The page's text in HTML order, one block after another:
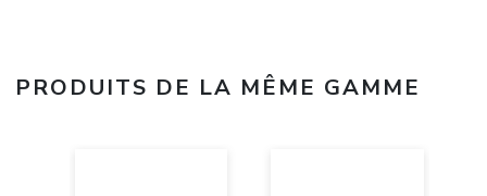
PRODUITS DE LA MÊME GAMME